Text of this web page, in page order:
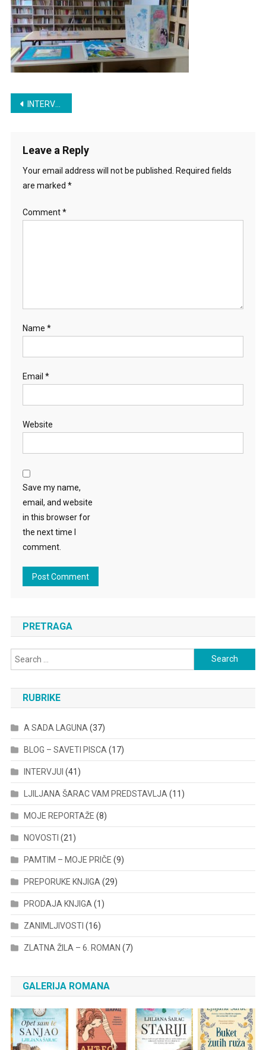
Post
INTERVJU – SANDA IGNJATOVIĆ, BIBLIOTEKARKA
Leave a Reply
Your email address will not be published.
Required fields
are marked *
Comment*
Name *
Email *
Website
Save my name,
email, and website
in this browser for
the next time I
comment.
PRETRAGA
Search
for:
RUBRIKE
A SADA LAGUNA (37)
BLOG – SAVETI PISCA (17)
INTERVJUI (41)
LJILJANA ŠARAC VAM PREDSTAVLJA (11)
MOJE REPORTAŽE (8)
NOVOSTI (21)
PAMTIM – MOJE PRIČE (9)
PREPORUKE KNJIGA (29)
PRODAJA KNJIGA (1)
ZANIMLJIVOSTI (16)
ZLATNA ŽILA – 6. ROMAN (7)
GALERIJA ROMANA